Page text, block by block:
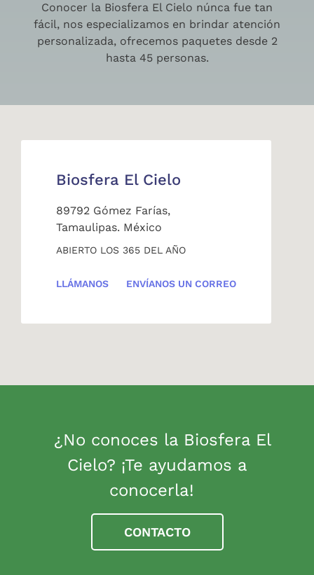
Conocer la Biosfera El Cielo núnca fue tan
fácil, nos especializamos en brindar atención
personalizada, ofrecemos paquetes desde 2
hasta 45 personas.
Biosfera El Cielo
89792 Gómez Farías,
Tamaulipas. México
ABIERTO LOS 365 DEL AÑO
LLÁMANOS ENVÍANOS UN CORREO
¿No conoces la Biosfera El
Cielo? ¡Te ayudamos a
conocerla!
CONTACTO